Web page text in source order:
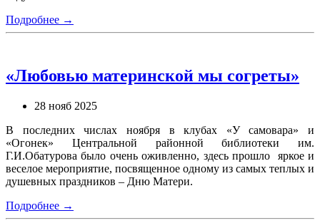
Подробнее →
«Любовью материнской мы согреты»
28 нояб 2025
В последних числах ноября в клубах «У самовара» и
«Огонек» Центральной районной библиотеки им.
Г.И.Обатурова было очень оживленно, здесь прошло яркое и
веселое мероприятие, посвященное одному из самых теплых и
душевных праздников – Дню Матери.
Подробнее →